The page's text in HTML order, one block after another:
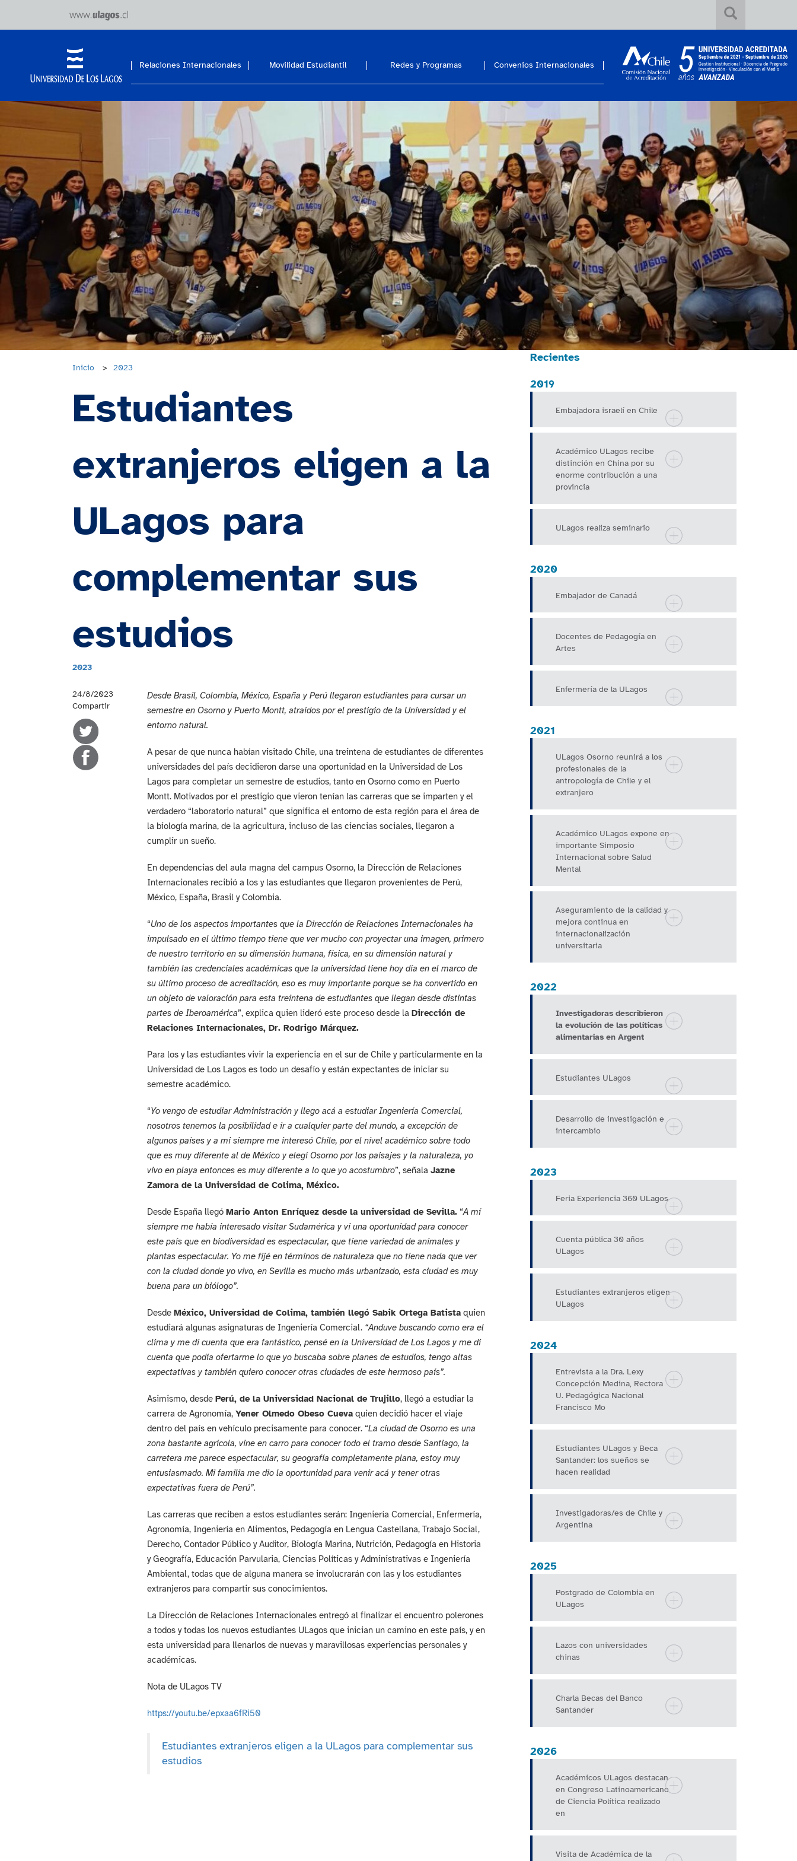
Relaciones Internacionales Movilidad Estudiantil Redes y Programas Convenios Internacionales
Inicio > 2023
Estudiantes
extranjeros eligen a la
ULagos para
complementar sus
estudios
2023
24/8/2023
Compartir
Desde Brasil, Colombia, México, España y Perú llegaron estudiantes para cursar un
semestre en Osorno y Puerto Montt, atraídos por el prestigio de la Universidad y el
entorno natural.
A pesar de que nunca habían visitado Chile, una treintena de estudiantes de diferentes
universidades del país decidieron darse una oportunidad en la Universidad de Los
Lagos para completar un semestre de estudios, tanto en Osorno como en Puerto
Montt. Motivados por el prestigio que vieron tenían las carreras que se imparten y el
verdadero “laboratorio natural” que significa el entorno de esta región para el área de
la biología marina, de la agricultura, incluso de las ciencias sociales, llegaron a
cumplir un sueño.
En dependencias del aula magna del campus Osorno, la Dirección de Relaciones
Internacionales recibió a los y las estudiantes que llegaron provenientes de Perú,
México, España, Brasil y Colombia.
“Uno de los aspectos importantes que la Dirección de Relaciones Internacionales ha
impulsado en el último tiempo tiene que ver mucho con proyectar una imagen, primero
de nuestro territorio en su dimensión humana, física, en su dimensión natural y
también las credenciales académicas que la universidad tiene hoy día en el marco de
su último proceso de acreditación, eso es muy importante porque se ha convertido en
un objeto de valoración para esta treintena de estudiantes que llegan desde distintas
partes de Iberoamérica”, explica quien lideró este proceso desde laDirección de
Relaciones Internacionales, Dr. Rodrigo Márquez.
Para los y las estudiantes vivir la experiencia en el sur de Chile y particularmente en la
Universidad de Los Lagos es todo un desafío y están expectantes de iniciar su
semestre académico.
“Yo vengo de estudiar Administración y llego acá a estudiar Ingeniería Comercial,
nosotros tenemos la posibilidad e ir a cualquier parte del mundo, a excepción de
algunos países y a mi siempre me interesó Chile, por el nivel académico sobre todo
que es muy diferente al de México y elegí Osorno por los paisajes y la naturaleza, yo
vivo en playa entonces es muy diferente a lo que yo acostumbro”, señalaJazne
Zamora de la Universidad de Colima, México.
Desde España llegóMario Anton Enríquez desde la universidad de Sevilla. “A mí
siempre me había interesado visitar Sudamérica y vi una oportunidad para conocer
este país que en biodiversidad es espectacular, que tiene variedad de animales y
plantas espectacular. Yo me fijé en términos de naturaleza que no tiene nada que ver
con la ciudad donde yo vivo, en Sevilla es mucho más urbanizado, esta ciudad es muy
buena para un biólogo”.
DesdeMéxico, Universidad de Colima, también llegó Sabik Ortega Batista quien
estudiará algunas asignaturas de Ingeniería Comercial. “Anduve buscando como era el
clima y me di cuenta que era fantástico, pensé en la Universidad de Los Lagos y me di
cuenta que podía ofertarme lo que yo buscaba sobre planes de estudios, tengo altas
expectativas y también quiero conocer otras ciudades de este hermoso país”.
Asimismo, desdePerú, de la Universidad Nacional de Trujillo, llegó a estudiar la
carrera de Agronomía,Yener Olmedo Obeso Cueva quien decidió hacer el viaje
dentro del país en vehículo precisamente para conocer. “La ciudad de Osorno es una
zona bastante agrícola, vine en carro para conocer todo el tramo desde Santiago, la
carretera me parece espectacular, su geografía completamente plana, estoy muy
entusiasmado. Mi familia me dio la oportunidad para venir acá y tener otras
expectativas fuera de Perú”.
Las carreras que reciben a estos estudiantes serán: Ingeniería Comercial, Enfermería,
Agronomía, Ingeniería en Alimentos, Pedagogía en Lengua Castellana, Trabajo Social,
Derecho, Contador Público y Auditor, Biología Marina, Nutrición, Pedagogía en Historia
y Geografía, Educación Parvularia, Ciencias Políticas y Administrativas e Ingeniería
Ambiental, todas que de alguna manera se involucrarán con las y los estudiantes
extranjeros para compartir sus conocimientos.
La Dirección de Relaciones Internacionales entregó al finalizar el encuentro polerones
a todos y todas los nuevos estudiantes ULagos que inician un camino en este país, y en
esta universidad para llenarlos de nuevas y maravillosas experiencias personales y
académicas.
Nota de ULagos TV
https://youtu.be/epxaa6fRi50
Estudiantes extranjeros eligen a la ULagos para complementar sus
estudios
Recientes
2019
Embajadora israelí en Chile
Académico ULagos recibe
distinción en China por su
enorme contribución a una
provincia
ULagos realiza seminario
2020
Embajador de Canadá
Docentes de Pedagogía en
Artes
Enfermería de la ULagos
2021
ULagos Osorno reunirá a los
profesionales de la
antropología de Chile y el
extranjero
Académico ULagos expone en
importante Simposio
Internacional sobre Salud
Mental
Aseguramiento de la calidad y
mejora continua en
internacionalización
universitaria
2022
Investigadoras describieron
la evolución de las políticas
alimentarias en Argent
Estudiantes ULagos
Desarrollo de investigación e
intercambio
2023
Feria Experiencia 360 ULagos
Cuenta pública 30 años
ULagos
Estudiantes extranjeros eligen
ULagos
2024
Entrevista a la Dra. Lexy
Concepción Medina, Rectora
U. Pedagógica Nacional
Francisco Mo
Estudiantes ULagos y Beca
Santander: los sueños se
hacen realidad
Investigadoras/es de Chile y
Argentina
2025
Postgrado de Colombia en
ULagos
Lazos con universidades
chinas
Charla Becas del Banco
Santander
2026
Académicos ULagos destacan
en Congreso Latinoamericano
de Ciencia Política realizado
en
Visita de Académica de la